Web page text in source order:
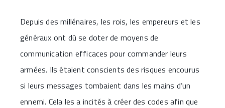
Depuis des millénaires, les rois, les empereurs et les
généraux ont dû se doter de moyens de
communication efficaces pour commander leurs
armées. Ils étaient conscients des risques encourus
si leurs messages tombaient dans les mains d’un
ennemi. Cela les a incités à créer des codes afin que